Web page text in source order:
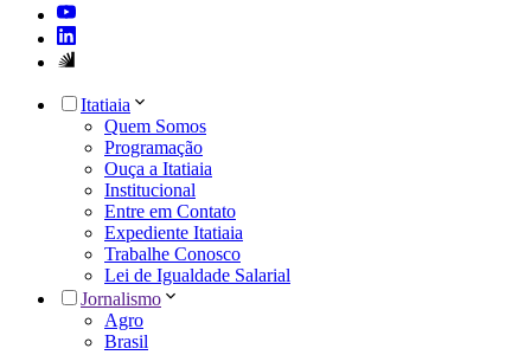
Itatiaia
Quem Somos
Programação
Ouça a Itatiaia
Institucional
Entre em Contato
Expediente Itatiaia
Trabalhe Conosco
Lei de Igualdade Salarial
Jornalismo
Agro
Brasil